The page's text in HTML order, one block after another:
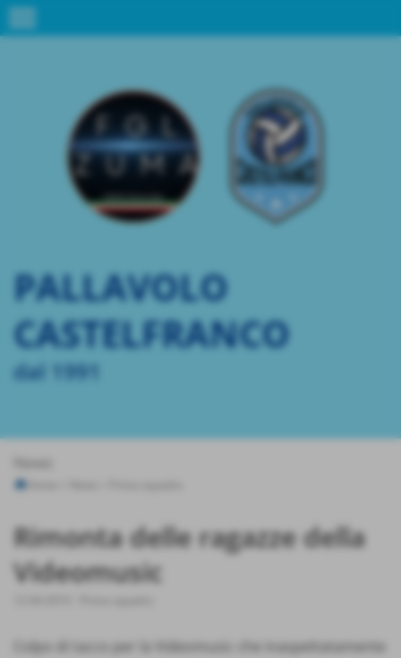
menu
PALLAVOLO
CASTELFRANCO
dal 1991
Rimonta delle ragazze della
Videomusic
Colpo di tacco per la Videomusic che inaspettatamente